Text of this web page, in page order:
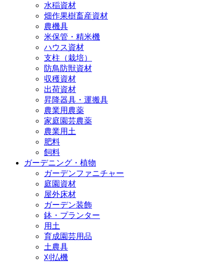
水稲資材
畑作果樹畜産資材
農機具
米保管・精米機
ハウス資材
支柱（栽培）
防鳥防獣資材
収穫資材
出荷資材
昇降器具・運搬具
農業用農薬
家庭園芸農薬
農業用土
肥料
飼料
ガーデニング・植物
ガーデンファニチャー
庭園資材
屋外床材
ガーデン装飾
鉢・プランター
用土
育成園芸用品
土農具
刈払機